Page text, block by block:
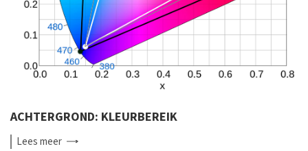
ACHTERGROND: KLEURBEREIK
Leesmeer